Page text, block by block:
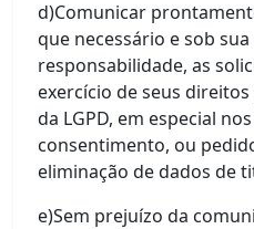
d)Comunicar
que necessário e sob sua
responsabilidade, as
exercício de seus
da LGPD, em especial
consentimento, ou
eliminação de dados de
e)Sem prejuízo da